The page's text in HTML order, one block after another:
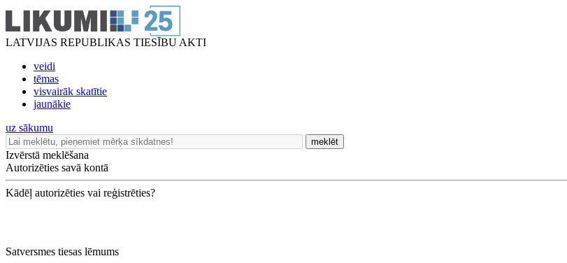
LATVIJAS REPUBLIKAS TIESĪBU AKTI
veidi
tēmas
visvairāk skatītie
jaunākie
uz sākumu
meklēt
Izvērstā meklēšana
Autorizēties savā kontā
Kādēļ autorizēties vai reģistrēties?
Satversmes tiesas lēmums